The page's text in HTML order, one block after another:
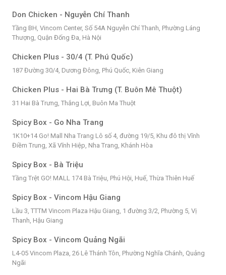
Don Chicken - Nguyễn Chí Thanh
Tầng BH, Vincom Center, Số 54A Nguyễn Chí Thanh, Phường Láng
Thượng, Quận Đống Đa, Hà Nội
Chicken Plus - 30/4 (T. Phú Quốc)
187 Đường 30/4, Dương Đông, Phú Quốc, Kiên Giang
Chicken Plus - Hai Bà Trưng (T. Buôn Mê Thuột)
31 Hai Bà Trưng, Thắng Lợi, Buôn Ma Thuột
Spicy Box - Go Nha Trang
1K10+14 Go! Mall Nha Trang Lô số 4, đường 19/5, Khu đô thị Vĩnh
Điềm Trung, Xã Vĩnh Hiệp, Nha Trang, Khánh Hòa
Spicy Box - Bà Triệu
Tầng Trệt GO! MALL 174 Bà Triệu, Phú Hội, Huế, Thừa Thiên Huế
Spicy Box - Vincom Hậu Giang
Lầu 3, TTTM Vincom Plaza Hậu Giang, 1 đường 3/2, Phường 5, Vị
Thanh, Hậu Giang
Spicy Box - Vincom Quảng Ngãi
L4-05 Vincom Plaza, 26 Lê Thánh Tôn, Phường Nghĩa Chánh, Quảng
Ngãi